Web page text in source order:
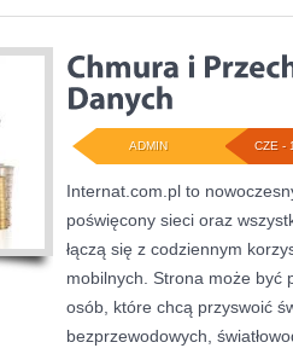
CZE -
ADMIN
Internat.com.pl to
poświęcony sieci oraz
łączą się z codziennym
mobilnych. Strona może być
osób, które chcą przyswoić
bezprzewodowych,